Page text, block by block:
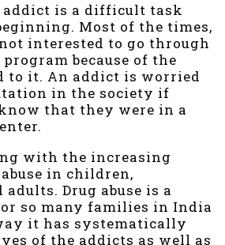
addict is a difficult task
Most of the times,
interested to go through
because of the
to it. An addict is worried
in the society if
that they were in a
with the increasing
in children,
Drug abuse is a
so many families in India
it has systematically
of the addicts as well as